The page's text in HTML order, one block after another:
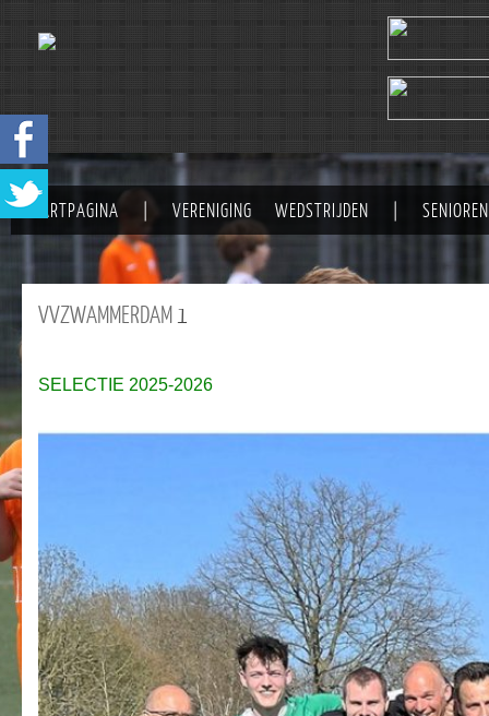
STARTPAGINA VERENIGING WEDSTRIJDEN SENIOREN
VVZWAMMERDAM1
SELECTIE 2025-2026